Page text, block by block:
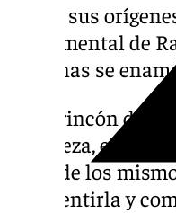
Desde sus
fundamental de
personas se
Cada rincón del
la belleza, el
parte de los
sino sentirla y